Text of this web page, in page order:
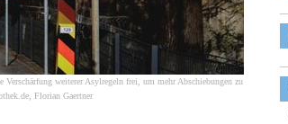
weiterer Asylregeln frei, um mehr Abschiebungen zu
Florian Gaertner